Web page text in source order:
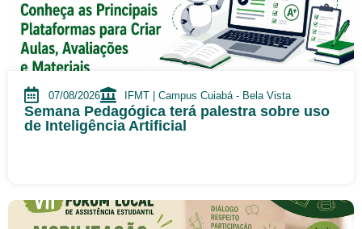
07/08/2026 IFMT | Campus Cuiabá - Bela Vista
Semana Pedagógica terá palestra sobre uso
de Inteligência Artificial